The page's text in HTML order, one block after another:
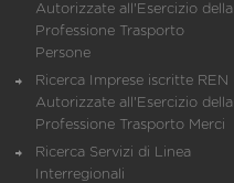
Autorizzate all'Esercizio della
Professione Trasporto
Persone
Ricerca Imprese iscritte REN
Autorizzate all'Esercizio della
Professione Trasporto Merci
Ricerca Servizi di Linea
Interregionali